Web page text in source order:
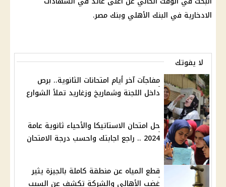
الادخارية في البنك الأهلي وبنك مصر.
لا يفوتك
مفاجآت آخر أيام امتحانات الثانوية.. برص
داخل اللجنة وشماريخ وزغاريد تملأ الشوارع
حل امتحان الاستاتيكا والأحياء ثانوية عامة
2024 .. راجع اجابتك واحسب درجة الامتحان
قطع المياه عن منطقة كاملة بالجيزة يثير
غضب الأهالي والشركة تكشف عن السبب